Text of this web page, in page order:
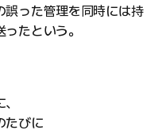
誤った管理を同時には持
たという。
たびに